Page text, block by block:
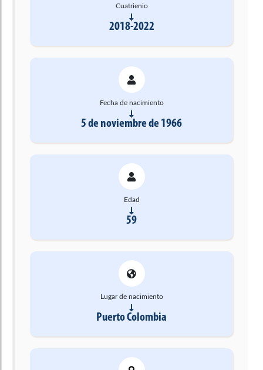
Cuatrienio
2018-2022
Fecha de nacimiento
5 de noviembre de 1966
Edad
59
Lugar de nacimiento
Puerto Colombia